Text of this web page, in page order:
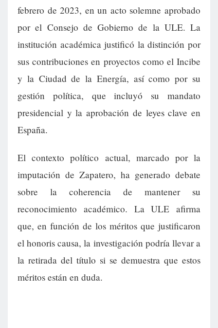
febrero de 2023, en un acto solemne aprobado
por el Consejo de Gobierno de la ULE. La
institución académica justificó la distinción por
sus contribuciones en proyectos como el Incibe
y la Ciudad de la Energía, así como por su
gestión política, que incluyó su mandato
presidencial y la aprobación de leyes clave en
España.
El contexto político actual, marcado por la
imputación de Zapatero, ha generado debate
sobre la coherencia de mantener su
reconocimiento académico. La ULE afirma
que, en función de los méritos que justificaron
el honoris causa, la investigación podría llevar a
la retirada del título si se demuestra que estos
méritos están en duda.